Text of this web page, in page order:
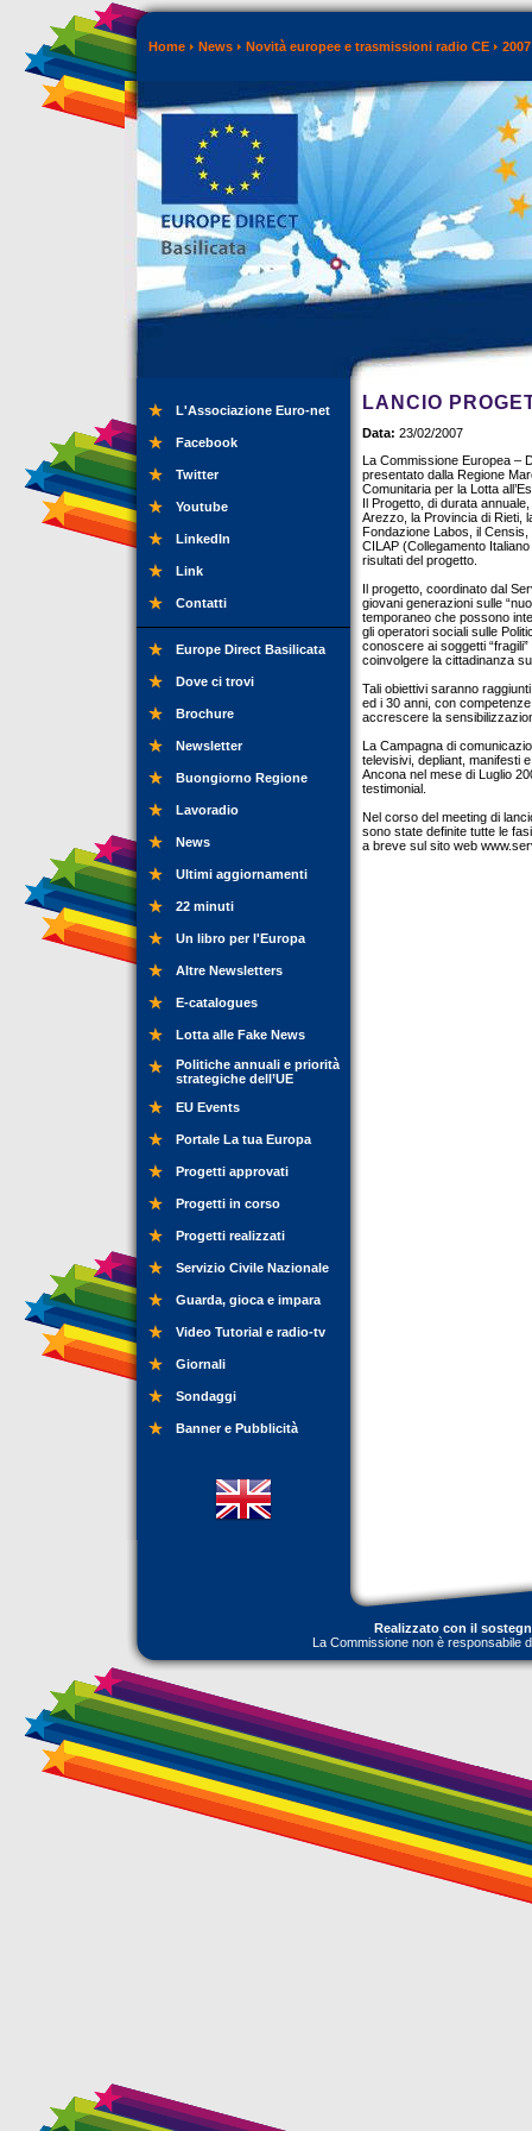
Home News Novità europee e trasmissioni radio CE 2007
L'Associazione Euro-net
Facebook
Twitter
Youtube
LinkedIn
Link
Contatti
Europe Direct Basilicata
Dove ci trovi
Brochure
Newsletter
Buongiorno Regione
Lavoradio
News
Ultimi aggiornamenti
22 minuti
Un libro per l'Europa
Altre Newsletters
E-catalogues
Lotta alle Fake News
Politiche annuali e priorità
strategiche dell’UE
EU Events
Portale La tua Europa
Progetti approvati
Progetti in corso
Progetti realizzati
Servizio Civile Nazionale
Guarda, gioca e impara
Video Tutorial e radio-tv
Giornali
Sondaggi
Banner e Pubblicità
LANCIO
Data: 23/02/2007
La Commissione Europea –
presentato dalla Regione
Comunitaria per la Lotta
Il Progetto, di durata
Arezzo, la Provincia di Rieti,
Fondazione Labos, il Censis,
CILAP (Collegamento
risultati del progetto.
Il progetto, coordinato dal
giovani generazioni sulle
temporaneo che possono
gli operatori sociali sulle
conoscere ai soggetti
coinvolgere la cittadinanza
Tali obiettivi saranno
ed i 30 anni, con
accrescere la
La Campagna di
televisivi, depliant, manifesti
Ancona nel mese di Luglio
testimonial.
Nel corso del meeting di
sono state definite tutte le
a breve sul sito web
Realizzato con il
La Commissione non è responsabile